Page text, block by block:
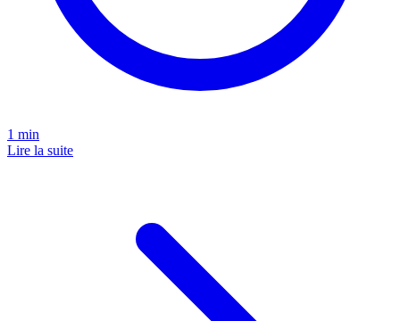
1 min
Lire la suite